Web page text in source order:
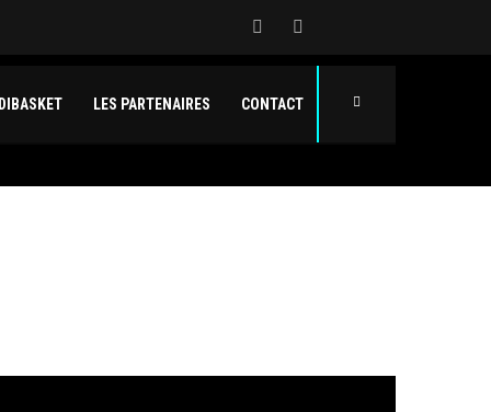
LES PARTENAIRES CONTACT